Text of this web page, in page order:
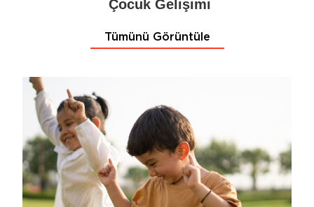
Çocuk Gelişimi
Tümünü Görüntüle